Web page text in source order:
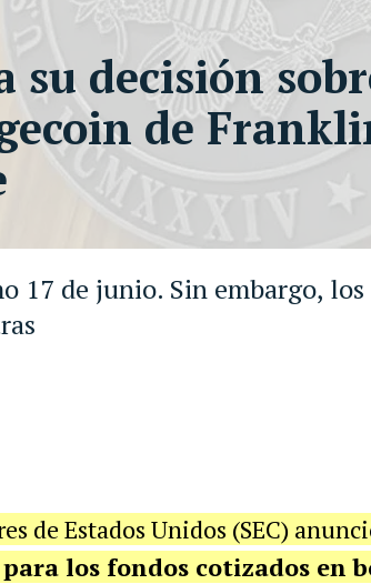
17 de junio. Sin embargo,
su decisión
de
de Estados Unidos (SEC)
los fondos cotizados en